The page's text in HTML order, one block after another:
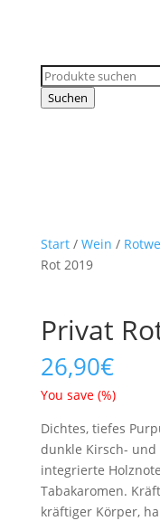
Products
search
Suchen
Start/ Wein /
Rot 2019
Privat
26,90€
You save (%)
Dichtes, tiefes
dunkle Kirsch- und
integrierte
Tabakaromen.
kräftiger Körper,